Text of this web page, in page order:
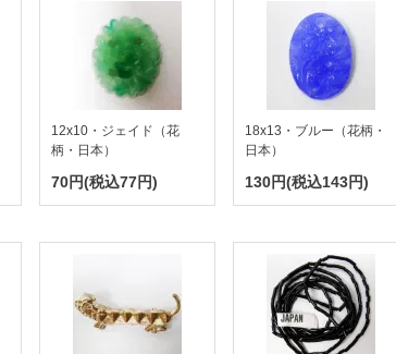
12x10・ジェイド（花
柄・日本）
70円(税込77円)
18x13・ブルー（花柄・
日本）
130円(税込143円)